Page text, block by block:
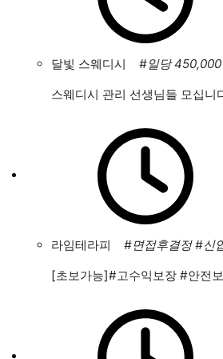
달빛 스웨디시 #일당
스웨디시 관리 선생님들 모십니
라임테라피 #면접후결정 #신
[초보가능]#고수익보장 #안전